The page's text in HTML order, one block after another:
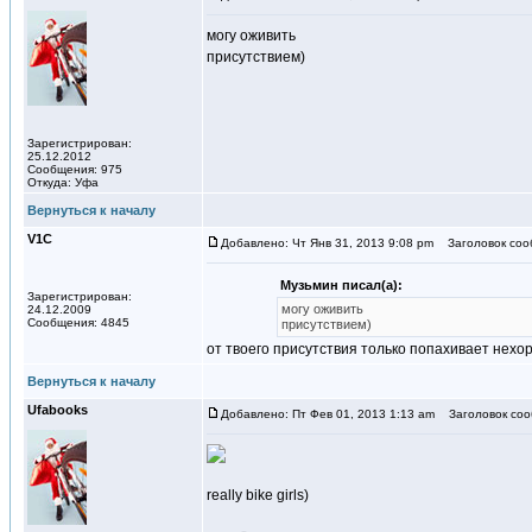
Зарегистрирован:
25.12.2012
Сообщения: 975
Откуда: Уфа
могу оживить
присутствием)
Вернуться к началу
V1С
Зарегистрирован:
24.12.2009
Сообщения: 4845
Добавлено: Чт Янв 31, 2013 9:08 pm Заголовок
Музьмин писал(а):
могу оживить
присутствием)
от твоего присутствия только попахивает
Вернуться к началу
Ufаbooks
Добавлено: Пт Фев 01, 2013 1:13 am Заголовок
really bike girls)